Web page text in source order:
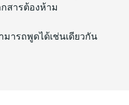
สารต้องห้าม
ารถพูดได้เช่นเดียวกัน